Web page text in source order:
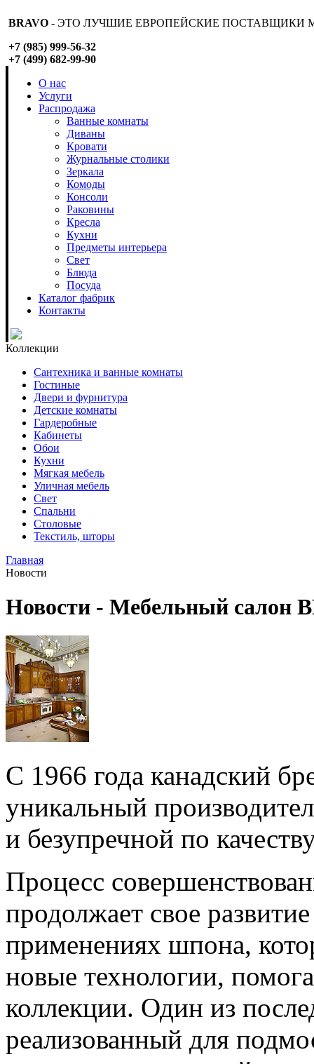
BRAVO - ЭТО ЛУЧШИЕ ЕВРОПЕЙСКИЕ ПОСТАВЩИКИ
+7 (985) 999-56-32
+7 (499) 682-99-90
О нас
Услуги
Распродажа
Ванные комнаты
Диваны
Кровати
Журнальные столики
Зеркала
Комоды
Консоли
Раковины
Кресла
Кухни
Предметы интерьера
Свет
Блюда
Посуда
Каталог фабрик
Контакты
Коллекции
Сантехника и ванные комнаты
Гостиные
Двери и фурнитура
Детские комнаты
Гардеробные
Кабинеты
Обои
Кухни
Мягкая мебель
Уличная мебель
Свет
Спальни
Столовые
Текстиль, шторы
Главная
Новости
Новости - Мебельный салон
C 1966 года канадский
уникальный
и безупречной по
Процесс
продолжает свое
применениях шпона,
новые технологии,
коллекции. Один из
реализованный для